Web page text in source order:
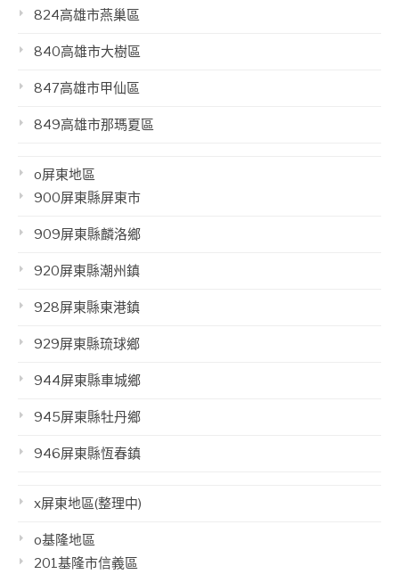
824高雄市燕巢區
840高雄市大樹區
847高雄市甲仙區
849高雄市那瑪夏區
o屏東地區
900屏東縣屏東市
909屏東縣麟洛鄉
920屏東縣潮州鎮
928屏東縣東港鎮
929屏東縣琉球鄉
944屏東縣車城鄉
945屏東縣牡丹鄉
946屏東縣恆春鎮
x屏東地區(整理中)
o基隆地區
201基隆市信義區